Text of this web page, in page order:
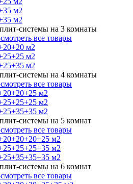
м2
м2
системы на 3 комнаты
все товары
м2
м2
м2
системы на 4 комнаты
все товары
м2
м2
м2
системы на 5 комнат
все товары
м2
м2
м2
системы на 6 комнат
все товары